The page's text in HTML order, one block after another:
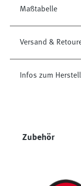
Maßtabelle
Versand &
Infos zum
Produktgalerie
Zubehör